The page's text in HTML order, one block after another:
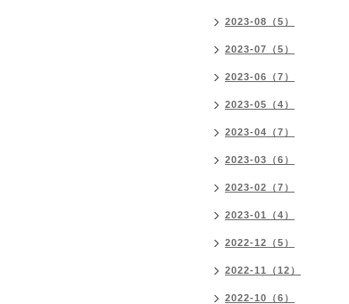
2023-08（5）
2023-07（5）
2023-06（7）
2023-05（4）
2023-04（7）
2023-03（6）
2023-02（7）
2023-01（4）
2022-12（5）
2022-11（12）
2022-10（6）